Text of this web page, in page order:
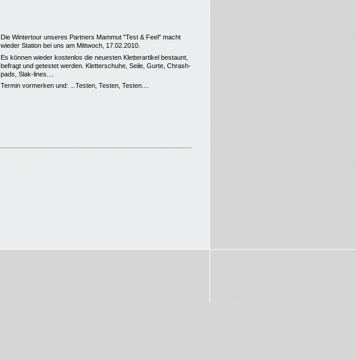
Die Wintertour unseres Partners Mammut "Test & Feel" macht
wieder Station bei uns am Mittwoch, 17.02.2010.
Es können wieder kostenlos die neuesten Kletterartikel bestaunt,
befragt und getestet werden. Kletterschuhe, Seile, Gurte, Chrash-
pads, Slak-lines....
Termin vormerken und: ...Testen, Testen, Testen....